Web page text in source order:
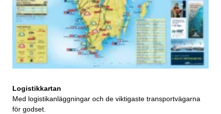
Logistikkartan
Med logistikanläggningar och de viktigaste transportvägarna
för godset.